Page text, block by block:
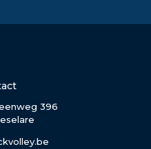
396